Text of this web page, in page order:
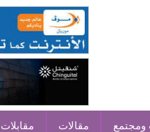
ومجتمع مقالات مقابلات